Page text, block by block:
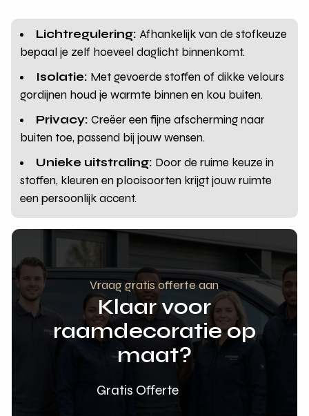
Lichtregulering: Afhankelijk van de stofkeuze
bepaal je zelf hoeveel daglicht binnenkomt.
Isolatie: Met gevoerde stoffen of dikke velours
gordijnen houd je warmte binnen en kou buiten.
Privacy: Creëer een fijne afscherming naar
buiten toe, passend bij jouw wensen.
Unieke uitstraling: Door de ruime keuze in
stoffen, kleuren en plooisoorten krijgt jouw ruimte
een persoonlijk accent.
Vraag gratis offerte aan
Klaar voor
raamdecoratie op
maat?
Gratis Offerte